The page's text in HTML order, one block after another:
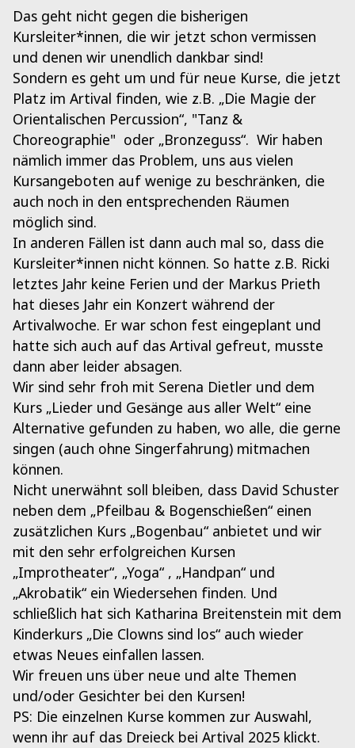
Das geht nicht gegen die bisherigen
Kursleiter*innen, die wir jetzt schon vermissen
und denen wir unendlich dankbar sind!
Sondern es geht um und für neue Kurse, die jetzt
Platz im Artival finden, wie z.B. „Die Magie der
Orientalischen Percussion“, "Tanz &
Choreographie" oder „Bronzeguss“. Wir haben
nämlich immer das Problem, uns aus vielen
Kursangeboten auf wenige zu beschränken, die
auch noch in den entsprechenden Räumen
möglich sind.
In anderen Fällen ist dann auch mal so, dass die
Kursleiter*innen nicht können. So hatte z.B. Ricki
letztes Jahr keine Ferien und der Markus Prieth
hat dieses Jahr ein Konzert während der
Artivalwoche. Er war schon fest eingeplant und
hatte sich auch auf das Artival gefreut, musste
dann aber leider absagen.
Wir sind sehr froh mit Serena Dietler und dem
Kurs „Lieder und Gesänge aus aller Welt“ eine
Alternative gefunden zu haben, wo alle, die gerne
singen (auch ohne Singerfahrung) mitmachen
können.
Nicht unerwähnt soll bleiben, dass David Schuster
neben dem „Pfeilbau & Bogenschießen“ einen
zusätzlichen Kurs „Bogenbau“ anbietet und wir
mit den sehr erfolgreichen Kursen
„Improtheater“, „Yoga“ , „Handpan“ und
„Akrobatik“ ein Wiedersehen finden. Und
schließlich hat sich Katharina Breitenstein mit dem
Kinderkurs „Die Clowns sind los“ auch wieder
etwas Neues einfallen lassen.
Wir freuen uns über neue und alte Themen
und/oder Gesichter bei den Kursen!
PS: Die einzelnen Kurse kommen zur Auswahl,
wenn ihr auf das Dreieck bei Artival 2025 klickt.